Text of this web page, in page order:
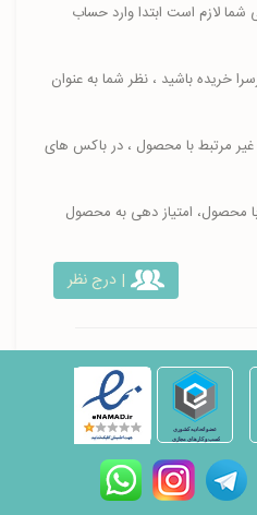
شما لازم است ابتدا وارد حساب
خریده باشید ، نظر شما به عنوان
مرتبط با محصول ، در باکس های
محصول، امتیاز دهی به محصول
| درج نظر